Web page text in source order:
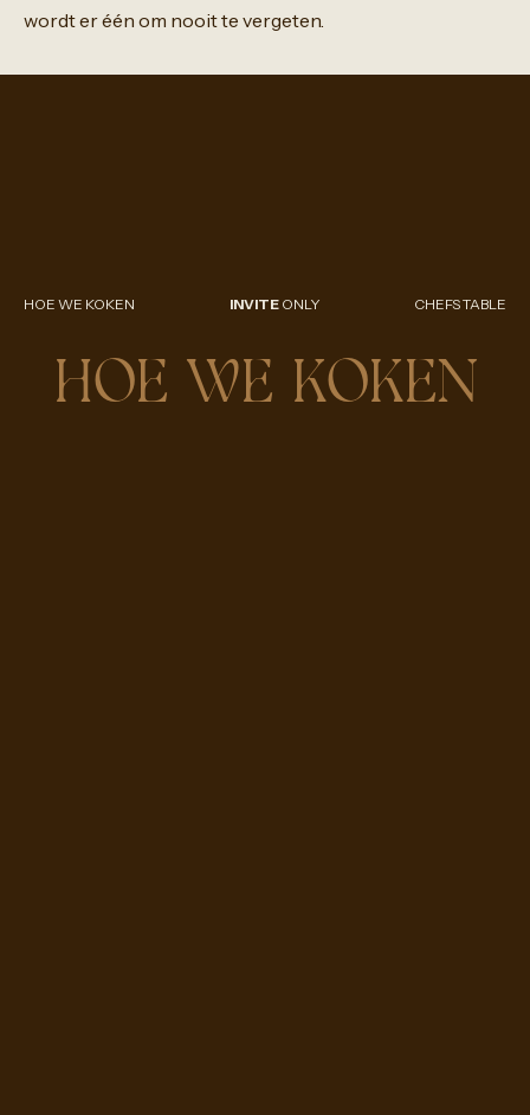
wordteréén om nooitte vergeten.
HOE WE KOKEN INVITEONLY CHEFS TABLE
HOE WE KOKEN